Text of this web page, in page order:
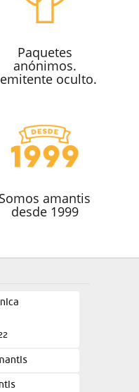
Paquetes
anónimos.
oculto.
Somos amantis
desde 1999